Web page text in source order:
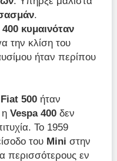
.
κυμαινόταν
την κλίση του
ήταν περίπου
Fiat 500 ήταν
ηVespa 400 δεν
Το 1959
του Mini στην
περισσότερους εν